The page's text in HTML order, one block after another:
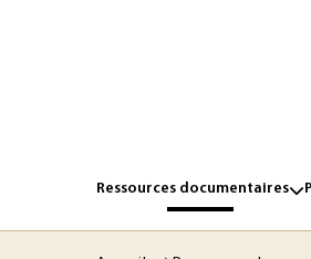
Ressources documentaires